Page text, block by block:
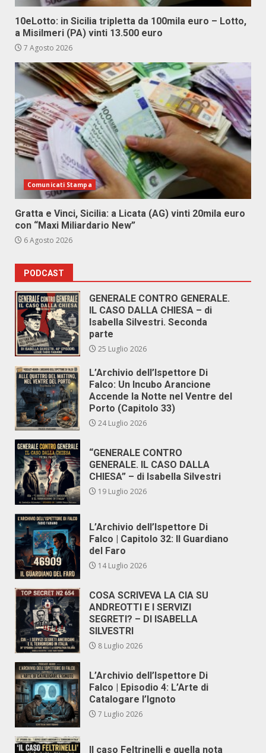
10eLotto: in Sicilia tripletta da 100mila euro – Lotto,
a Misilmeri (PA) vinti 13.500 euro
7 Agosto 2026
Comunicati Stampa
Gratta e Vinci, Sicilia: a Licata (AG) vinti 20mila euro
con “Maxi Miliardario New”
6 Agosto 2026
PODCAST
GENERALE CONTRO GENERALE.
IL CASO DALLA CHIESA – di
Isabella Silvestri. Seconda
parte
25 Luglio 2026
L’Archivio dell’Ispettore Di
Falco: Un Incubo Arancione
Accende la Notte nel Ventre del
Porto (Capitolo 33)
24 Luglio 2026
“GENERALE CONTRO
GENERALE. IL CASO DALLA
CHIESA” – di Isabella Silvestri
19 Luglio 2026
L’Archivio dell’Ispettore Di
Falco | Capitolo 32: Il Guardiano
del Faro
14 Luglio 2026
COSA SCRIVEVA LA CIA SU
ANDREOTTI E I SERVIZI
SEGRETI? – DI ISABELLA
SILVESTRI
8 Luglio 2026
L’Archivio dell’Ispettore Di
Falco | Episodio 4: L’Arte di
Catalogare l’Ignoto
7 Luglio 2026
Il caso Feltrinelli e quella nota